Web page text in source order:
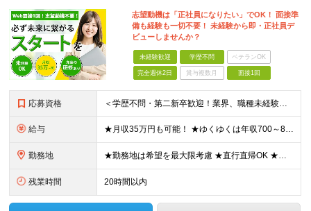
志望動機は「正社員になりたい」でOK！ 面接準
備も経験も一切不要！ 未経験から即・正社員デ
ビューしませんか？
未経験歓迎 学歴不問 ベテランOK
完全週休2日 賞与複数月 面接1回
応募資格 ＜学歴不問・第二新卒歓迎！業界、職種未経験歓迎！20代～30代活躍中＞ ★35歳以下の方（若年層の長期キャリア形成を図るため） ★フリーター・正社員未経験・社会人未経験OK ★転職回数が多い方もぜひ
給与 ★月収35万円も可能！ ★ゆくゆくは年収700～800万円も！ ★手当が多数あり ・残業手当（100％）★1分単位で支給 ・資格手当（最大月6万円） ・結婚/出産祝金（最大3万円） 【首都圏・北関東
勤務地 ★勤務地は希望を最大限考慮 ★直行直帰OK ★車通勤のエリアもあり ★研修は、下記いずれかの研修センターで行います ・東京校（東京本社とアクセスは同様） ・大阪校（大阪府大阪市中央区道修町 2-1-1
残業時間 20時間以内